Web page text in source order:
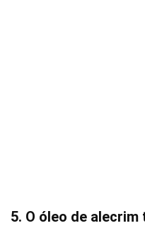
5. O óleo de